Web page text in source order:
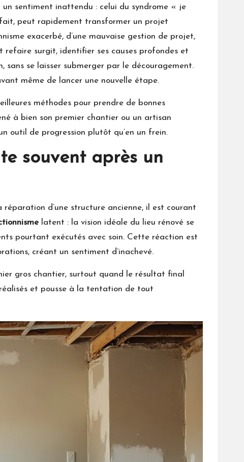
sentiment inattendu : celui du syndrome « je
peut rapidement transformer un projet
exacerbé, d’une mauvaise gestion de projet,
refaire surgit, identifier ses causes profondes et
se laisser submerger par le découragement.
même de lancer une nouvelle étape.
méthodes pour prendre de bonnes
à bien son premier chantier ou un artisan
outil de progression plutôt qu’en un frein.
souvent après un
réparation d’une structure ancienne, il est courant
latent : la vision idéale du lieu rénové se
pourtant exécutés avec soin. Cette réaction est
créant un sentiment d’inachevé.
gros chantier, surtout quand le résultat final
et pousse à la tentation de tout